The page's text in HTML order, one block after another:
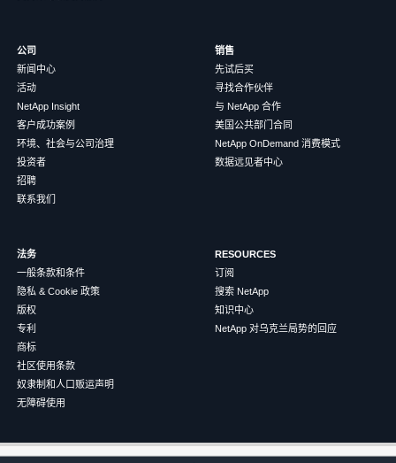
公司
新闻中心
活动
NetApp Insight
客户成功案例
环境、社会与公司治理
投资者
招聘
联系我们
销售
先试后买
寻找合作伙伴
与 NetApp 合作
美国公共部门合同
NetApp OnDemand 消费模式
数据远见者中心
法务
一般条款和条件
隐私 & Cookie 政策
版权
专利
商标
社区使用条款
奴隶制和人口贩运声明
无障碍使用
RESOURCES
订阅
搜索 NetApp
知识中心
NetApp 对乌克兰局势的回应